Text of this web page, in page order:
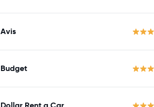
Avis
Budget